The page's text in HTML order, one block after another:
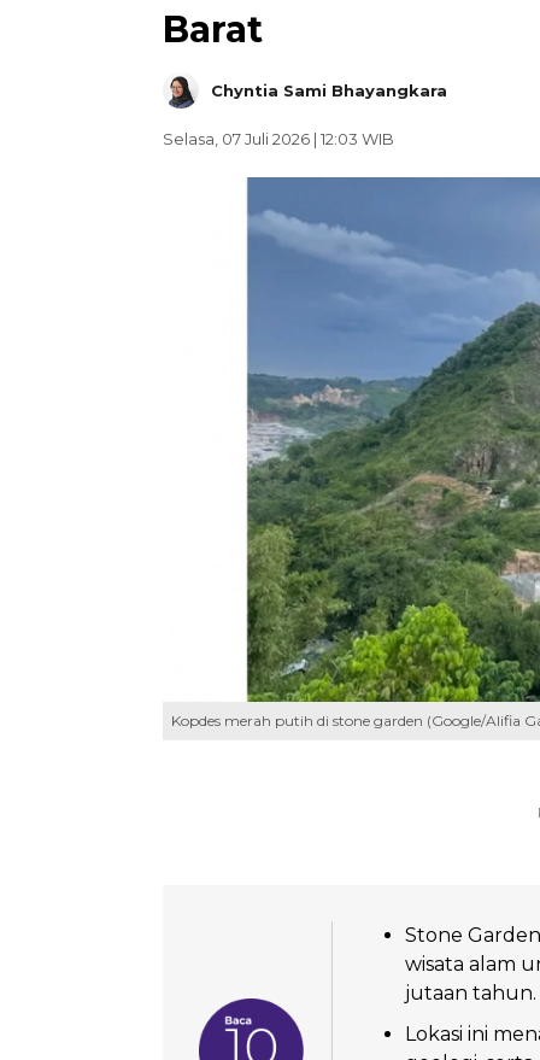
Barat
Chyntia Sami Bhayangkara
Selasa, 07 Juli 2026 | 12:03 WIB
Kopdes merah putih di stone garden (Google/Alifia
Stone
wisata alam
jutaan tahun.
Lokasi ini